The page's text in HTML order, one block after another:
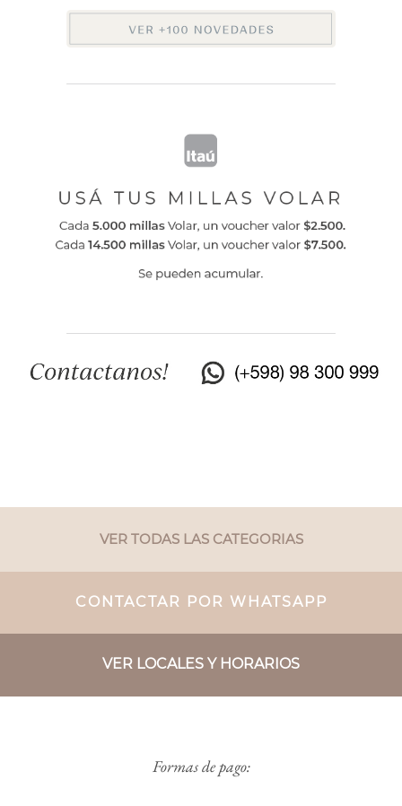
VER TODAS LAS CATEGORIAS
CONTACTAR POR WHATSAPP
VER LOCALES Y HORARIOS
Formas de pago: